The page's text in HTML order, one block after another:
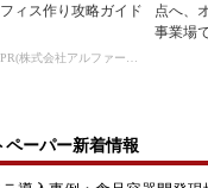
フィス作り攻略ガイド
PR(株式会社アルファーテクノ)
点へ、
事業場
ペーパー新着情報